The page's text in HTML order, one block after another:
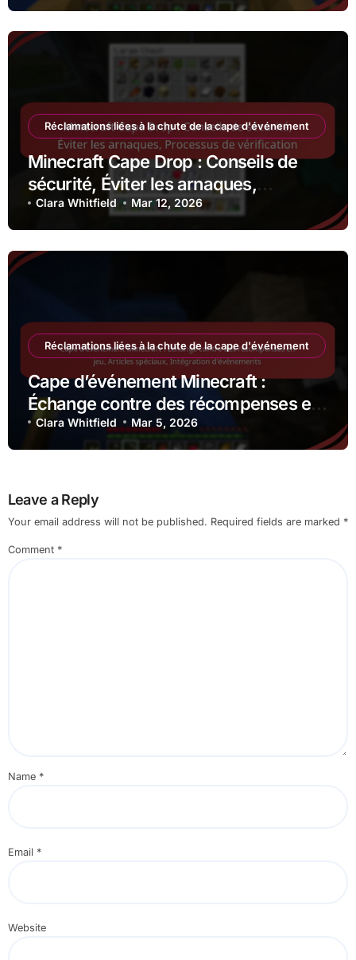
Réclamations liées à la chute de la cape d'événement
Minecraft Cape Drop : Conseils de
sécurité, Éviter les arnaques,
Processus de vérification
Clara Whitfield Mar 12, 2026
Réclamations liées à la chute de la cape d'événement
Cape d’événement Minecraft :
Échange contre des récompenses en
jeu, Articles spéciaux, Intégration
d’événements
Clara Whitfield Mar 5, 2026
Leave a Reply
Your email address will not be published. Required fields are marked *
Comment *
Name *
Email *
Website